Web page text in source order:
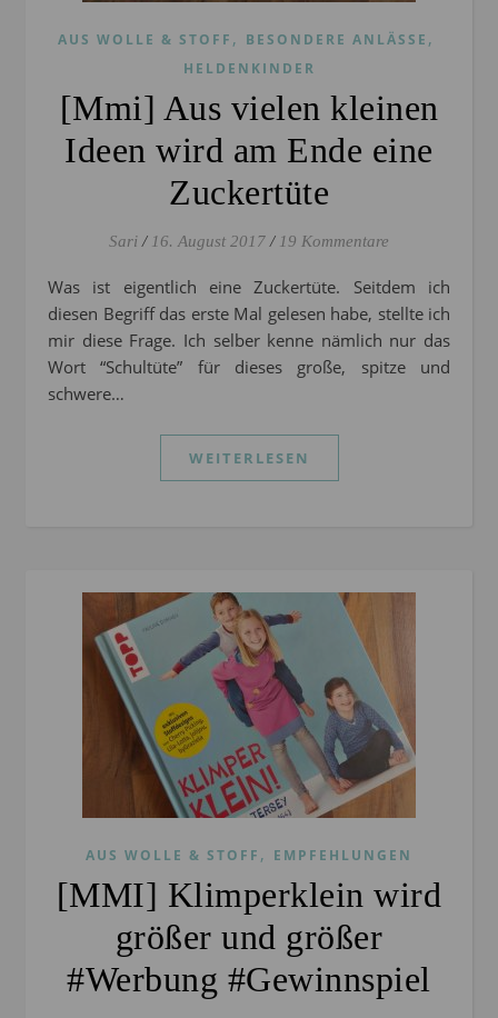
AUS WOLLE & STOFF , BESONDERE ANLÄSSE ,
HELDENKINDER
[Mmi] Aus vielen kleinen
Ideen wird am Ende eine
Zuckertüte
Sari / 16. August 2017 / 19 Kommentare
Was ist eigentlich eine Zuckertüte. Seitdem ich
diesen Begriff das erste Mal gelesen habe, stellte ich
mir diese Frage. Ich selber kenne nämlich nur das
Wort “Schultüte” für dieses große, spitze und
schwere…
WEITERLESEN
AUS WOLLE & STOFF , EMPFEHLUNGEN
[MMI] Klimperklein wird
größer und größer
#Werbung #Gewinnspiel